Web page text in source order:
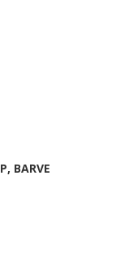
BARVE